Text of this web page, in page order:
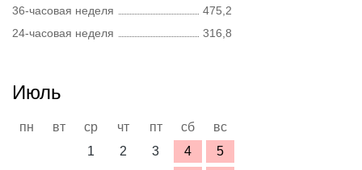
36-часовая неделя
475,2
24-часовая неделя
316,8
Июль
пн вт ср чт пт сб
вс
1
2 3 4
5